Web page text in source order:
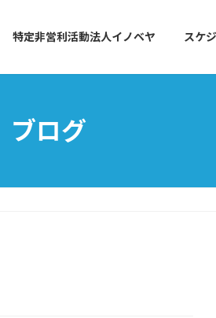
特定非営利活動法人イノベヤ スケ
ブログ